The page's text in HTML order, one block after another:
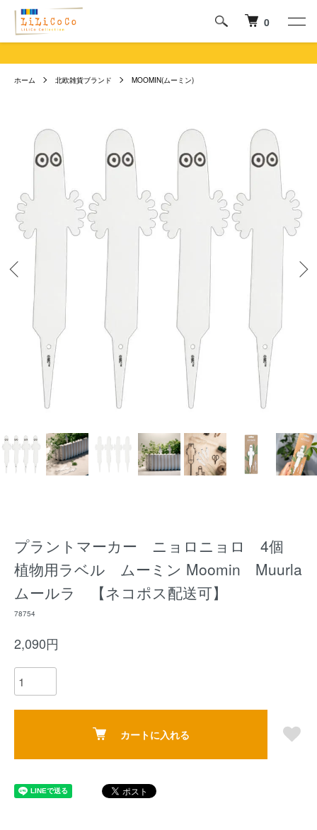
0
ホーム 北欧雑貨ブランド MOOMIN(ムーミン)
プラントマーカー ニョロニョロ 4個
植物用ラベル ムーミン Moomin Muurla
ムールラ 【ネコポス配送可】
78754
2,090円
カートに入れる